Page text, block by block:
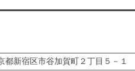
都新宿区市谷加賀町２丁目５－１